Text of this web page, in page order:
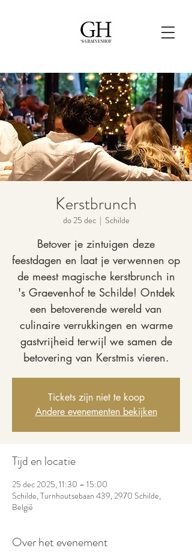
Kerstbrunch
do 25 dec
  |
Schilde
Betover je zintuigen deze
feestdagen en laat je verwennen op
de meest magische kerstbrunch in
's Graevenhof te Schilde! Ontdek
een betoverende wereld van
culinaire verrukkingen en warme
gastvrijheid terwijl we samen de
betovering van Kerstmis vieren.
Tickets zijn niet te koop
Andere evenementen bekijken
Tijd en locatie
25 dec 2025, 11:30 – 15:00
Schilde, Turnhoutsebaan 439, 2970 Schilde,
België
Over het evenement